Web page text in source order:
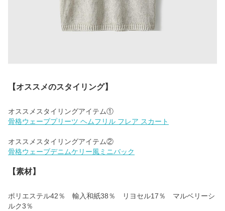
【オススメのスタイリング】
骨格ウェーブプリーツ ヘムフリル フレア スカート
骨格ウェーブデニムケリー風ミニバック
【素材】
ポリエステル42％ 輸入和紙38％ リヨセル17％ マルベリーシ
ルク3％